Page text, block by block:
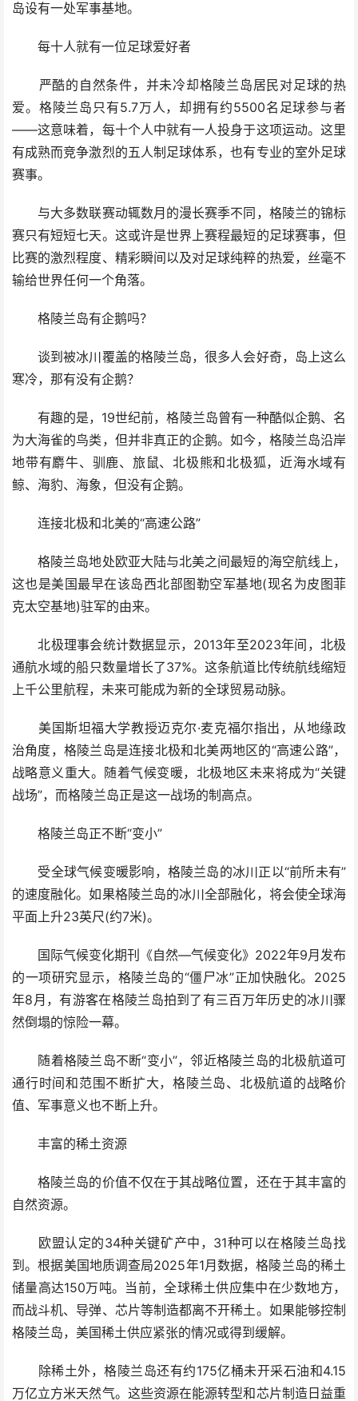
岛设有一处军事基地。
每十人就有一位足球爱好者
严酷的自然条件，并未冷却格陵兰岛居民对足球的热
爱。格陵兰岛只有5.7万人，却拥有约5500名足球参与者
——这意味着，每十个人中就有一人投身于这项运动。这里
有成熟而竞争激烈的五人制足球体系，也有专业的室外足球
赛事。
与大多数联赛动辄数月的漫长赛季不同，格陵兰的锦标
赛只有短短七天。这或许是世界上赛程最短的足球赛事，但
比赛的激烈程度、精彩瞬间以及对足球纯粹的热爱，丝毫不
输给世界任何一个角落。
格陵兰岛有企鹅吗？
谈到被冰川覆盖的格陵兰岛，很多人会好奇，岛上这么
寒冷，那有没有企鹅？
有趣的是，19世纪前，格陵兰岛曾有一种酷似企鹅、名
为大海雀的鸟类，但并非真正的企鹅。如今，格陵兰岛沿岸
地带有麝牛、驯鹿、旅鼠、北极熊和北极狐，近海水域有
鲸、海豹、海象，但没有企鹅。
连接北极和北美的“高速公路”
格陵兰岛地处欧亚大陆与北美之间最短的海空航线上，
这也是美国最早在该岛西北部图勒空军基地(现名为皮图菲
克太空基地)驻军的由来。
北极理事会统计数据显示，2013年至2023年间，北极
通航水域的船只数量增长了37%。这条航道比传统航线缩短
上千公里航程，未来可能成为新的全球贸易动脉。
美国斯坦福大学教授迈克尔·麦克福尔指出，从地缘政
治角度，格陵兰岛是连接北极和北美两地区的“高速公路”，
战略意义重大。随着气候变暖，北极地区未来将成为“关键
战场”，而格陵兰岛正是这一战场的制高点。
格陵兰岛正不断“变小”
受全球气候变暖影响，格陵兰岛的冰川正以“前所未有”
的速度融化。如果格陵兰岛的冰川全部融化，将会使全球海
平面上升23英尺(约7米)。
国际气候变化期刊《自然—气候变化》2022年9月发布
的一项研究显示，格陵兰岛的“僵尸冰”正加快融化。2025
年8月，有游客在格陵兰岛拍到了有三百万年历史的冰川骤
然倒塌的惊险一幕。
随着格陵兰岛不断“变小”，邻近格陵兰岛的北极航道可
通行时间和范围不断扩大，格陵兰岛、北极航道的战略价
值、军事意义也不断上升。
丰富的稀土资源
格陵兰岛的价值不仅在于其战略位置，还在于其丰富的
自然资源。
欧盟认定的34种关键矿产中，31种可以在格陵兰岛找
到。根据美国地质调查局2025年1月数据，格陵兰岛的稀土
储量高达150万吨。当前，全球稀土供应集中在少数地方，
而战斗机、导弹、芯片等制造都离不开稀土。如果能够控制
格陵兰岛，美国稀土供应紧张的情况或得到缓解。
除稀土外，格陵兰岛还有约175亿桶未开采石油和4.15
万亿立方米天然气。这些资源在能源转型和芯片制造日益重